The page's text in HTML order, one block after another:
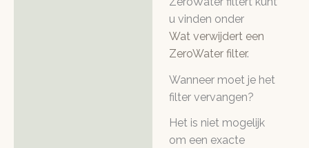
u vinden onder
Wat verwijdert een
ZeroWater filter.
Wanneer moet je het
filter vervangen?
Het is niet mogelijk
om een exacte